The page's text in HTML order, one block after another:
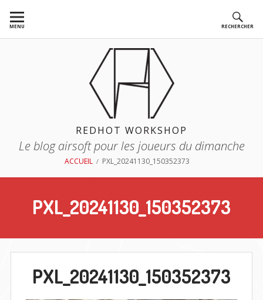
auMENU RECHERCHER
REDHOT WORKSHOP
Le blog airsoft pour les joueurs du dimanche
ACCUEIL PXL_20241130_150352373
PXL_20241130_150352373
PXL_20241130_150352373